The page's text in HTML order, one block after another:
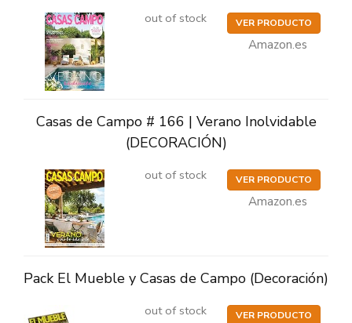
out of stock VER PRODUCTO
Amazon.es
Casas de Campo # 166 | Verano Inolvidable
(DECORACIÓN)
out of stock VER PRODUCTO
Amazon.es
Pack El Mueble y Casas de Campo (Decoración)
out of stock VER PRODUCTO